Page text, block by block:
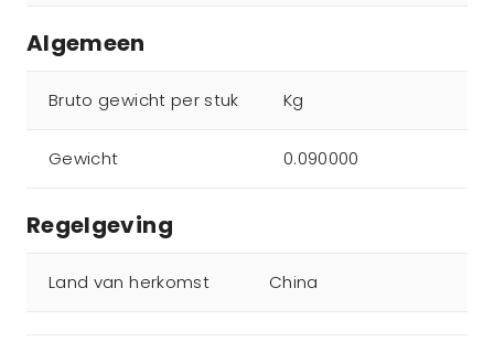
Algemeen
Bruto gewicht per stuk Kg
Gewicht 0.090000
Regelgeving
Land van herkomst China